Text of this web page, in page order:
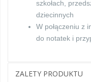
szkołach,
dziecinnych
W połączeniu z
do notatek i
ZALETY PRODUKTU